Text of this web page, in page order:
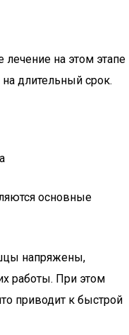
лечение на этом этапе
длительный срок.
основные
напряжены,
работы. При этом
приводит к быстрой